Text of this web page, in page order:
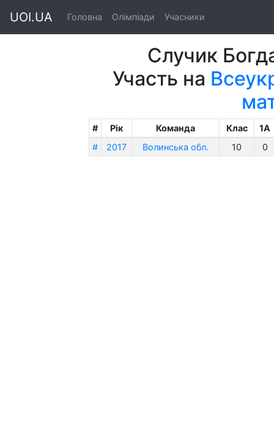
UOI.UA Головна Олімпіади Учасники
Случик
Участь на
# Рік Команда Клас
1A
#
2017 Волинська обл. 10 0